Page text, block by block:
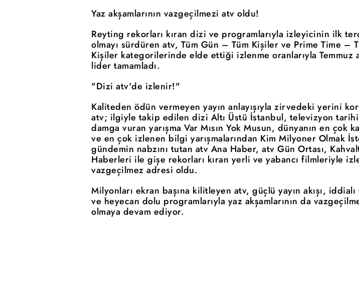
Yaz akşamlarının vazgeçilmezi atv oldu!
Reyting rekorları kıran dizi ve programlarıyla izleyicinin ilk
olmayı sürdüren atv, Tüm Gün – Tüm Kişiler ve Prime Time –
Kişiler kategorilerinde elde ettiği izlenme oranlarıyla Temmuz
lider tamamladı.
"Dizi atv'de izlenir!"
Kaliteden ödün vermeyen yayın anlayışıyla zirvedeki yerini
atv; ilgiyle takip edilen dizi Altı Üstü İstanbul, televizyon
damga vuran yarışma Var Mısın Yok Musun, dünyanın en çok
ve en çok izlenen bilgi yarışmalarından Kim Milyoner Olmak
gündemin nabzını tutan atv Ana Haber, atv Gün Ortası,
Haberleri ile gişe rekorları kıran yerli ve yabancı filmleriyle
vazgeçilmez adresi oldu.
Milyonları ekran başına kilitleyen atv, güçlü yayın akışı, iddialı
ve heyecan dolu programlarıyla yaz akşamlarının da
olmaya devam ediyor.